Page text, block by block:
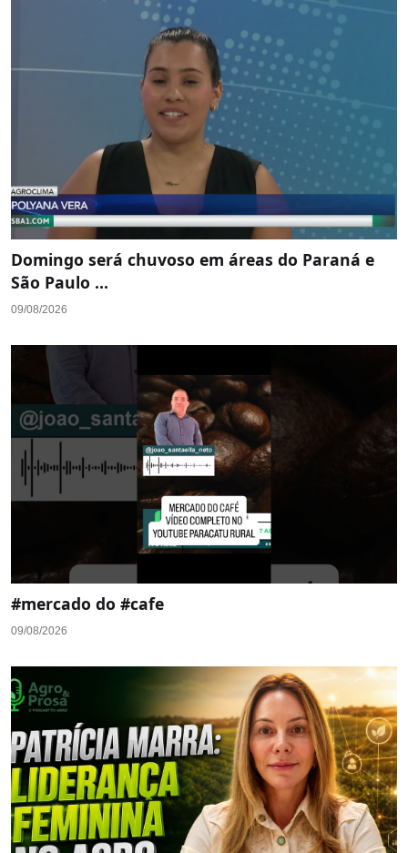
Domingo será chuvoso em áreas do Paraná e
São Paulo ...
09/08/2026
#mercado do #cafe
09/08/2026